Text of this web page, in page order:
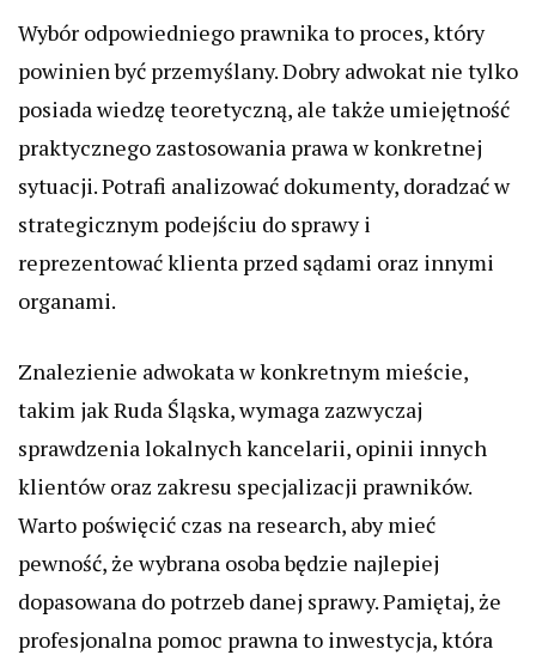
Wybór odpowiedniego prawnika to proces, który
powinien być przemyślany. Dobry adwokat nie tylko
posiada wiedzę teoretyczną, ale także umiejętność
praktycznego zastosowania prawa w konkretnej
sytuacji. Potrafi analizować dokumenty, doradzać w
strategicznym podejściu do sprawy i
reprezentować klienta przed sądami oraz innymi
organami.
Znalezienie adwokata w konkretnym mieście,
takim jak Ruda Śląska, wymaga zazwyczaj
sprawdzenia lokalnych kancelarii, opinii innych
klientów oraz zakresu specjalizacji prawników.
Warto poświęcić czas na research, aby mieć
pewność, że wybrana osoba będzie najlepiej
dopasowana do potrzeb danej sprawy. Pamiętaj, że
profesjonalna pomoc prawna to inwestycja, która